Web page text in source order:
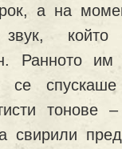
а на
звук,
Ранното
се
тонове
свирили